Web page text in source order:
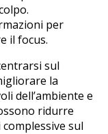
per
il focus.
sul
la
dell’ambiente e
ridurre
sul